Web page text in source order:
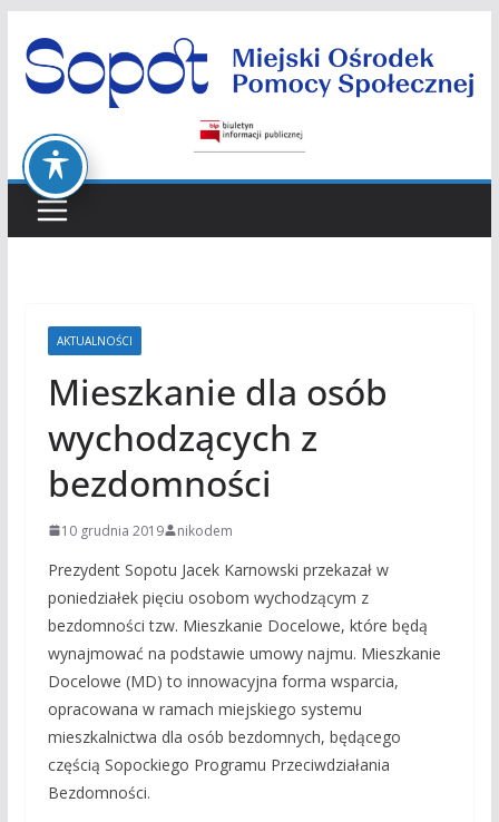
do
treści
AKTUALNOŚCI
Mieszkanie dla osób
wychodzących z
bezdomności
10 grudnia 2019 nikodem
Prezydent Sopotu Jacek Karnowski przekazał w
poniedziałek pięciu osobom wychodzącym z
bezdomności tzw. Mieszkanie Docelowe, które będą
wynajmować na podstawie umowy najmu. Mieszkanie
Docelowe (MD) to innowacyjna forma wsparcia,
opracowana w ramach miejskiego systemu
mieszkalnictwa dla osób bezdomnych, będącego
częścią Sopockiego Programu Przeciwdziałania
Bezdomności.